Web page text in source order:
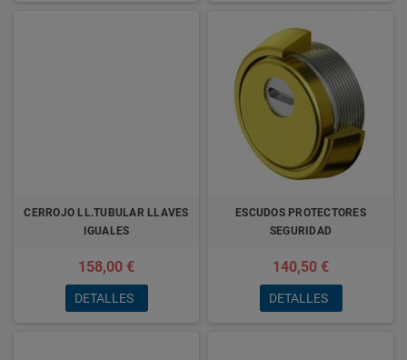
CERROJO LL.TUBULAR LLAVES
IGUALES
158,00 €
DETALLES
ESCUDOS PROTECTORES
SEGURIDAD
140,50 €
DETALLES